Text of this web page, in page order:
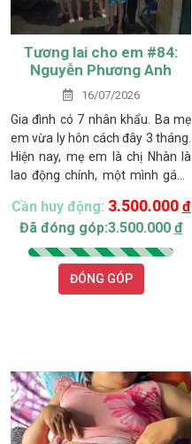
Tương lai cho em #84:
Nguyễn Phương Anh
16/07/2026
Gia đình có 7 nhân khẩu. Ba mẹ
em vừa ly hôn cách đây 3 tháng.
Hiện nay, mẹ em là chị Nhàn là
lao động chính, một mình gánh
gia đình. Hằng ngày, chị mưu
sinh bằng nghề bán vé số với thu
nhập bấp bênh, không ổn định.
Bà ngoại đã lớn tuổi, sức khỏe
yếu nên không còn khả năng lao
Cần huy động: 3.500.000 đ
Đã đóng góp:3.500.000 đ
ĐÓNG GÓP